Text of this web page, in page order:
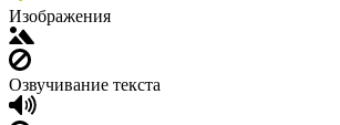
Изображения
Озвучивание текста